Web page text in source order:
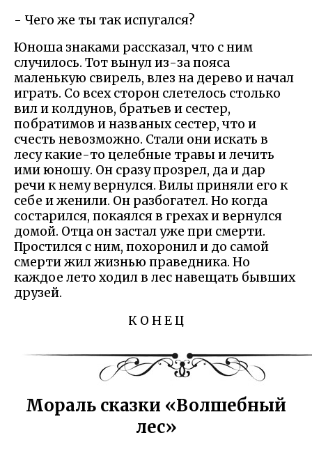
- Чего же ты так испугался?
Юноша знаками рассказал, что с ним
случилось. Тот вынул из-за пояса
маленькую свирель, влез на дерево и начал
играть. Со всех сторон слетелось столько
вил и колдунов, братьев и сестер,
побратимов и названых сестер, что и
счесть невозможно. Стали они искать в
лесу какие-то целебные травы и лечить
ими юношу. Он сразу прозрел, да и дар
речи к нему вернулся. Вилы приняли его к
себе и женили. Он разбогател. Но когда
состарился, покаялся в грехах и вернулся
домой. Отца он застал уже при смерти.
Простился с ним, похоронил и до самой
смерти жил жизнью праведника. Но
каждое лето ходил в лес навещать бывших
друзей.
К О Н Е Ц
Мораль сказки «Волшебный
лес»